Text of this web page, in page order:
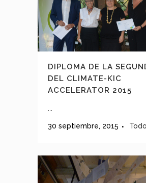
DIPLOMA DE LA
DEL CLIMATE-KIC
ACCELERATOR 2015
30 septiembre, 2015 Todo